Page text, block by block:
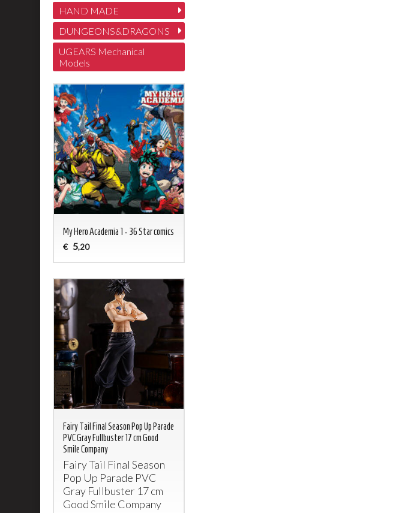
HAND MADE
DUNGEONS&DRAGONS
UGEARS Mechanical
Models
My Hero Academia 1 - 36 Star comics
€ 5,20
Fairy Tail Final Season Pop Up Parade
PVC Gray Fullbuster 17 cm Good
Smile Company
Fairy Tail Final Season
Pop Up Parade PVC
Gray Fullbuster 17 cm
Good Smile Company